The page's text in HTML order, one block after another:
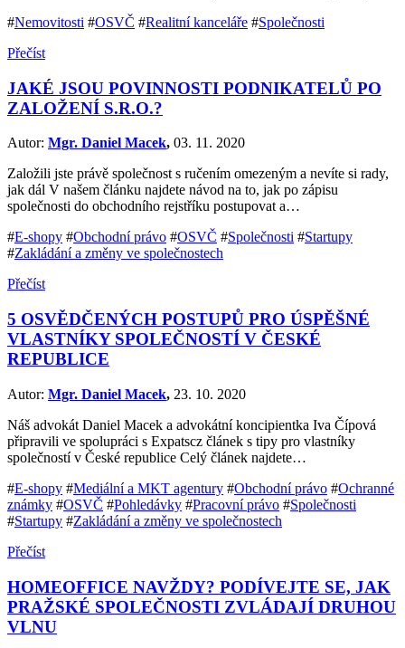
#Nemovitosti #OSVČ #Realitní kanceláře #Společnosti
Přečíst
JAKÉ JSOU POVINNOSTI PODNIKATELŮ PO
ZALOŽENÍ S.R.O.?
Autor: Mgr. Daniel Macek, 03. 11. 2020
Založili jste právě společnost s ručením omezeným a nevíte si rady,
jak dál V našem článku najdete návod na to, jak po zápisu
společnosti do obchodního rejstříku postupovat a…
#E-shopy #Obchodní právo #OSVČ #Společnosti #Startupy
#Zakládání a změny ve společnostech
Přečíst
5 OSVĚDČENÝCH POSTUPŮ PRO ÚSPĚŠNÉ
VLASTNÍKY SPOLEČNOSTÍ V ČESKÉ
REPUBLICE
Autor: Mgr. Daniel Macek, 23. 10. 2020
Náš advokát Daniel Macek a advokátní koncipientka Iva Čípová
připravili ve spolupráci s Expatscz článek s tipy pro vlastníky
společností v České republice Celý článek najdete…
#E-shopy #Mediální a MKT agentury #Obchodní právo #Ochranné
známky #OSVČ #Pohledávky #Pracovní právo #Společnosti
#Startupy #Zakládání a změny ve společnostech
Přečíst
HOMEOFFICE NAVŽDY? PODÍVEJTE SE, JAK
PRAŽSKÉ SPOLEČNOSTI ZVLÁDAJÍ DRUHOU
VLNU